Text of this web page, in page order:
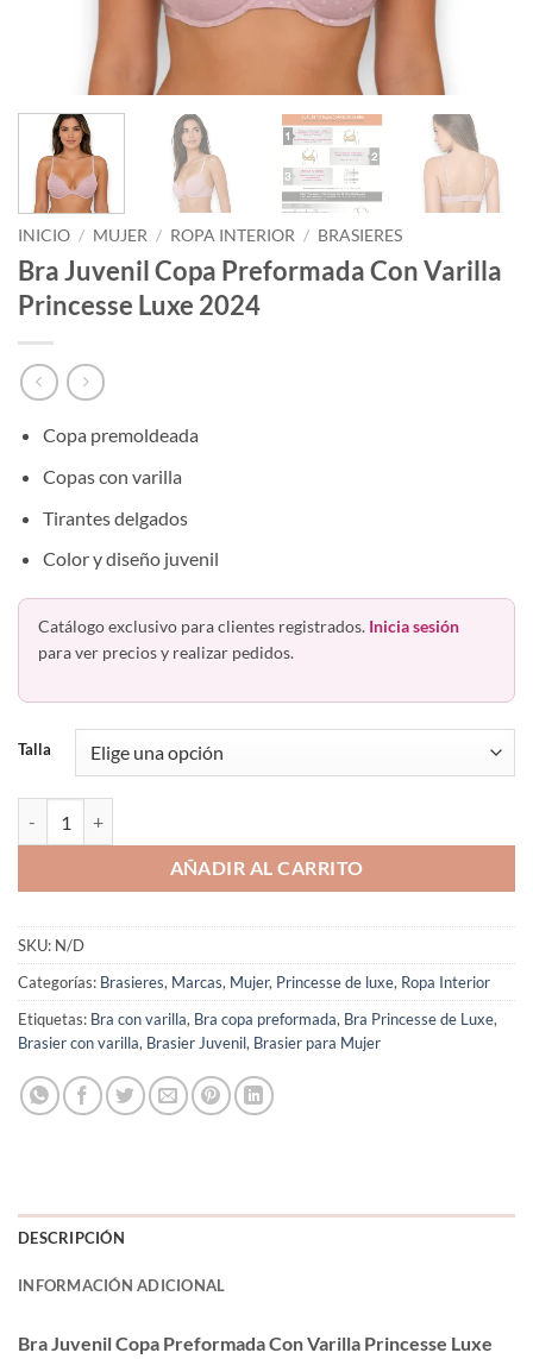
INICIO / MUJER / ROPA INTERIOR / BRASIERES
Bra Juvenil Copa Preformada Con Varilla
Princesse Luxe 2024
Copa premoldeada
Copas con varilla
Tirantes delgados
Color y diseño juvenil
Catálogo exclusivo para clientes registrados. Inicia sesión
para ver precios y realizar pedidos.
Talla
AÑADIR AL CARRITO
SKU: N/D
Categorías: Brasieres, Marcas, Mujer, Princesse de luxe, Ropa Interior
Etiquetas: Bra con varilla, Bra copa preformada, Bra Princesse de Luxe,
Brasier con varilla, Brasier Juvenil, Brasier para Mujer
DESCRIPCIÓN
INFORMACIÓN ADICIONAL
Bra Juvenil Copa Preformada Con Varilla Princesse Luxe